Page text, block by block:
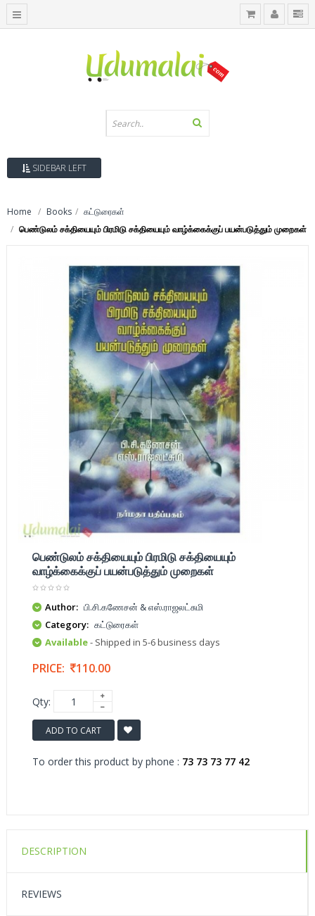
SIDEBAR LEFT
Home Books
கட்டுரைகள்
பெண்டுலம் சக்தியையும் பிரமிடு சக்தியையும் வாழ்க்கைக்குப் பயன்படுத்தும் முறைகள்
பெண்டுலம் சக்தியையும் பிரமிடு சக்தியையும்
வாழ்க்கைக்குப் பயன்படுத்தும் முறைகள்
Author: பி.சி.கணேசன் & எஸ்.ராஜலட்சுமி
Category: கட்டுரைகள்
Available- Shipped in 5-6 business days
PRICE: 110.00
Qty:
ADD TO CART
To order this product by phone : 73 73 73 77 42
DESCRIPTION
REVIEWS